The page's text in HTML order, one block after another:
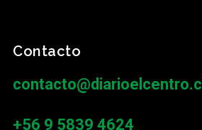
Contacto
contacto@diarioelcentro.cl
+56 9 5839 4624